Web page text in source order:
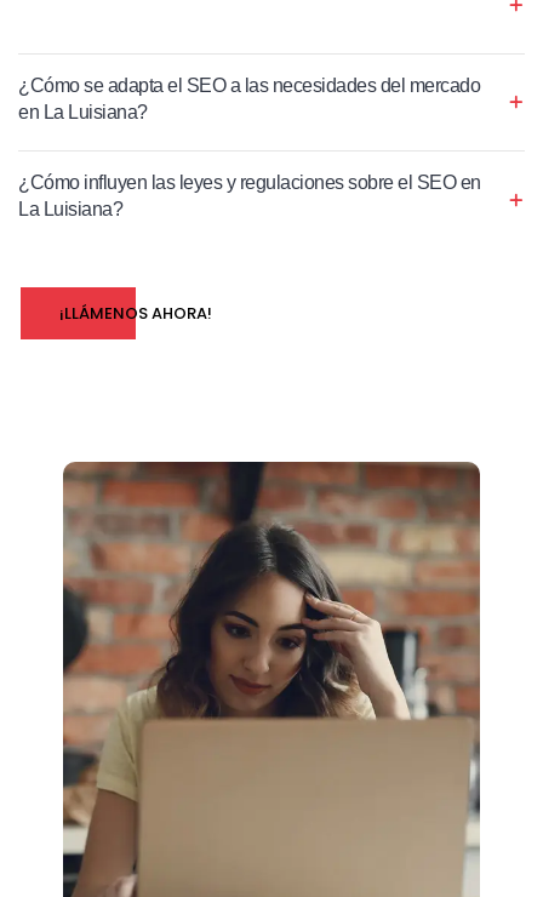
¿Cómo se adapta el SEO a las necesidades del mercado
en La Luisiana?
¿Cómo influyen las leyes y regulaciones sobre el SEO en
La Luisiana?
¡LLÁMENOS AHORA!